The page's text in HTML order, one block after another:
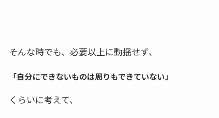
そんな時でも、必要以上に動揺せず、
「自分にできないものは周りもできていない」
くらいに考えて、